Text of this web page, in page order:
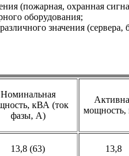
(пожарная, охранная
оборудования;
значения (сервера,
Номинальная
кВА (ток
фазы, А)
мощность,
13,8 (63) 13,8